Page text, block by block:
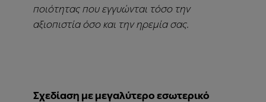
ποιότητας που εγγυώνται τόσο την
αξιοπιστία όσο και την ηρεμία σας.
Σχεδίαση με μεγαλύτερο εσωτερικό